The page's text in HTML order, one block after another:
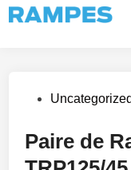
Skip
to
PostedUncategorized
Paire de